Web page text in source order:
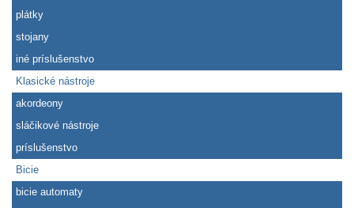
plátky
stojany
iné príslušenstvo
Klasické nástroje
akordeony
sláčikové nástroje
príslušenstvo
Bicie
bicie automaty